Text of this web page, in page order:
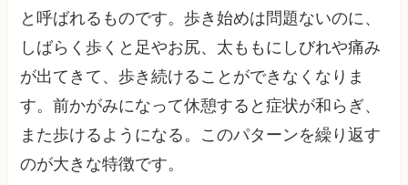
と呼ばれるものです。歩き始めは問題ないのに、
しばらく歩くと足やお尻、太ももにしびれや痛み
が出てきて、歩き続けることができなくなりま
す。前かがみになって休憩すると症状が和らぎ、
また歩けるようになる。このパターンを繰り返す
のが大きな特徴です。